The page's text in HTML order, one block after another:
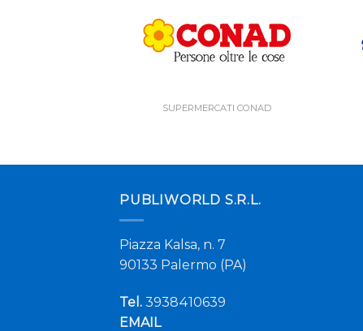
SUPERMERCATI CONAD
PUBLIWORLD S.R.L.
Piazza Kalsa, n. 7
90133 Palermo (PA)
Tel. 3938410639
EMAIL